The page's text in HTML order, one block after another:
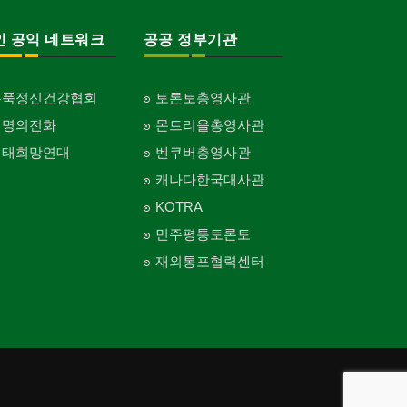
공익 네트워크
정신건강협회
의전화
희망연대
공공 정부기관
토론토총영사관
몬트리올총영사관
벤쿠버총영사관
캐나다한국대사관
KOTRA
민주평통토론토
재외통포협력센터